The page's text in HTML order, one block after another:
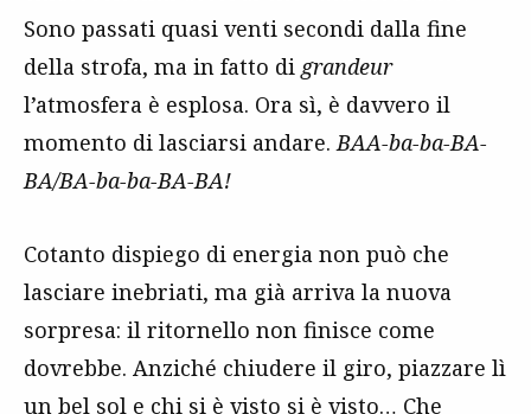
Sono passati quasi venti secondi dalla fine
della strofa, ma in fatto di grandeur
l’atmosfera è esplosa. Ora sì, è davvero il
momento di lasciarsi andare.BAA-ba-ba-BA-
BA/BA-ba-ba-BA-BA!
Cotanto dispiego di energia non può che
lasciare inebriati, ma già arriva la nuova
sorpresa: il ritornello non finisce come
dovrebbe. Anziché chiudere il giro, piazzare lì
un bel sol e chi si è visto si è visto… Che